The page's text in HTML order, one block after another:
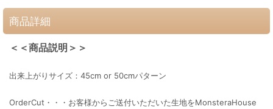
商品詳細
＜＜商品説明＞＞
出来上がりサイズ：45cm or 50cmパターン
OrderCut・・・お客様からご送付いただいた生地をMonsteraHouse